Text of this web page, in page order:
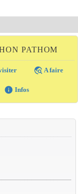
PATHOM
travel_explore A faire
info Infos